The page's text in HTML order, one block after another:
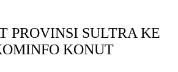
PROVINSI SULTRA KE
KONUT